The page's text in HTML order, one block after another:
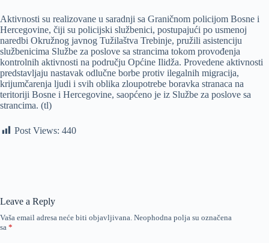
Aktivnosti su realizovane u saradnji sa Graničnom policijom Bosne i
Hercegovine, čiji su policijski službenici, postupajući po usmenoj
naredbi Okružnog javnog Tužilaštva Trebinje, pružili asistenciju
službenicima Službe za poslove sa strancima tokom provođenja
kontrolnih aktivnosti na području Općine Ilidža. Provedene aktivnosti
predstavljaju nastavak odlučne borbe protiv ilegalnih migracija,
krijumčarenja ljudi i svih oblika zloupotrebe boravka stranaca na
teritoriji Bosne i Hercegovine, saopćeno je iz Službe za poslove sa
strancima. (tl)
Post Views: 440
Leave a Reply
Vaša email adresa neće biti objavljivana. Neophodna polja su označena
sa *